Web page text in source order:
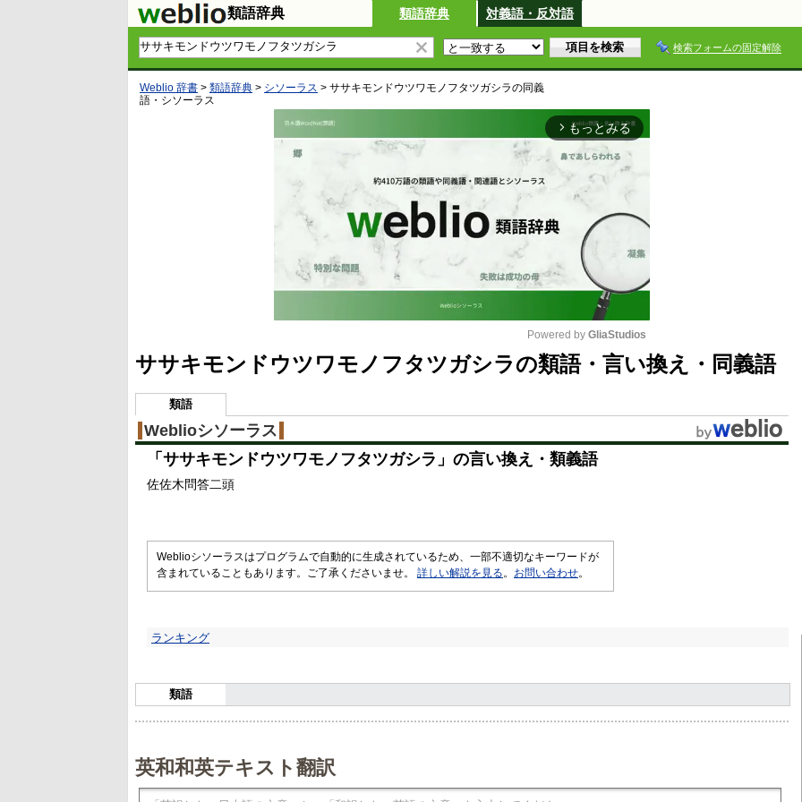
類語辞典 類語辞典 対義語・反対語
検索フォームの固定解除
Weblio 辞書 > 類語辞典 > シソーラス > ササキモンドウツワモノフタツガシラの同義
語・シソーラス
arrow_forward_ios もっとみる
e
Powered by GliaStudios
ササキモンドウツワモノフタツガシラの類語・言い換え・同義語
類語
Weblioシソーラス
「 ササキモンドウツワモノフタツガシラ 」の言い換え・類義語
佐佐木問答二頭
Weblioシソーラスはプログラムで自動的に生成されているため、一部不適切なキーワードが
含まれていることもあります。ご了承くださいませ。 詳しい解説を見る 。 お問い合わせ。
ランキング
類語
英和和英テキスト翻訳